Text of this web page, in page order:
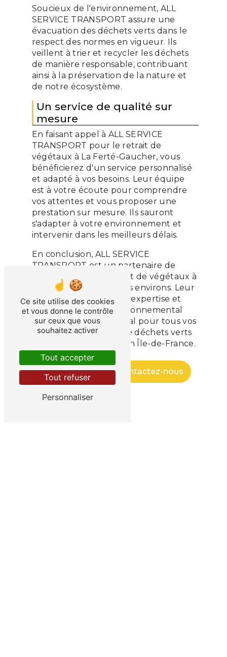
Soucieux de l'environnement, ALL
SERVICE TRANSPORT assure une
évacuation des déchets verts dans le
respect des normes en vigueur. Ils
veillent à trier et recycler les déchets
de manière responsable, contribuant
ainsi à la préservation de la nature et
de notre écosystème.
Un service de qualité sur
mesure
En faisant appel à ALL SERVICE
TRANSPORT pour le retrait de
végétaux à La Ferté-Gaucher, vous
bénéficierez d'un service personnalisé
et adapté à vos besoins. Leur équipe
est à votre écoute pour comprendre
vos attentes et vous proposer une
prestation sur mesure. Ils sauront
s'adapter à votre environnement et
intervenir dans les meilleurs délais.
En conclusion, ALL SERVICE
TRANSPORT est un partenaire de
confiance pour le retrait de végétaux à
La Ferté-Gaucher et ses environs. Leur
professionnalisme, leur expertise et
leur engagement environnemental
font d'eux un choix idéal pour tous vos
besoins d'évacuation de déchets verts
en Seine-et-Marne et en Île-de-France.
En savoir plus Contactez-nous
Ce site utilise des cookies
et vous donne le contrôle
sur ceux que vous
souhaitez activer
Tout accepter
Tout refuser
Personnaliser